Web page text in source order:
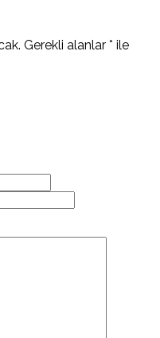
Gerekli alanlar * ile